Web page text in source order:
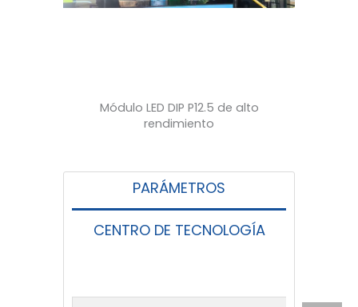
Módulo LED DIP P12.5 de alto
rendimiento
PARÁMETROS
CENTRO DE TECNOLOGÍA